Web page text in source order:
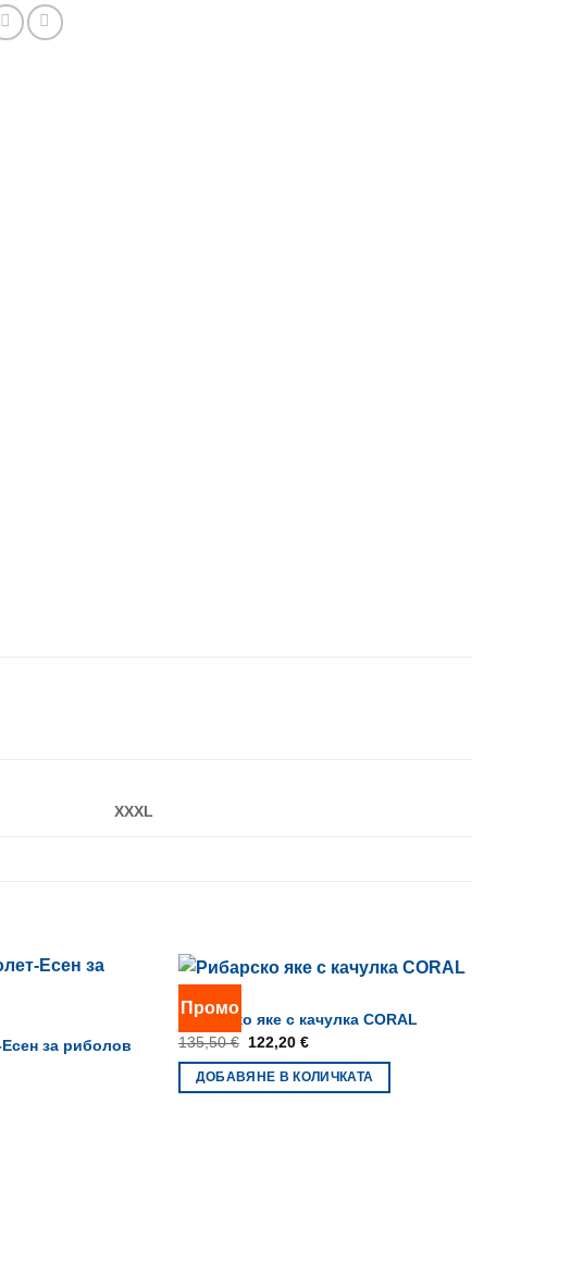
XXXL
за риболов
Промо
ОБЛЕКЛО
Рибарско яке с качулка CORAL
135,50€ Original
price
was:
135,50 €.
122,20€Текущата
е:
122,20 €.
ДОБАВЯНЕ В КОЛИЧКАТА